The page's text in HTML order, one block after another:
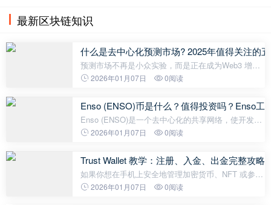
最新区块链知识
什么是去中心化预测市场? 2025年值得关注的
预测市场不再是小众实验，而是正在成为Web3 增长
最快的领域之一。截至2025 年10 月，链上预测市场
益于美国大选、加密货币ETF批准以
2026年01月07日 0阅读
Enso (ENSO)币是什么？值得投资吗？Enso工
Enso (ENSO)是一个去中心化的共享网络，使开发者
能够为跨不同区块链、rollup 和应用链的智能合约生
Layer-1区块链，它映射了所有
2026年01月07日 0阅读
Trust Wallet 教学：注册、入金、出金完整攻略
如果你想在手机上安全地管理加密货币、NFT 或参与
DeFi，那么 Trust Wallet（信任钱包） 是你最该认识
2026年01月07日 0阅读